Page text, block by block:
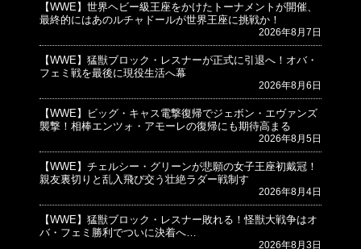
【WWE】世界ヘビー級王座をかけたトーナメントが開催、
最終的にはあのルチャドールが世界王座に挑戦か！
2026年8月7日
【WWE】猛獣ブロック・レスナーが正式に引退へ！オバ・
フェミ戦を最後に現役生活へ幕
2026年8月6日
【WWE】ビッグ・キャス電撃復帰でジェボン・エヴァンズ
襲撃！相棒エンツォ・アモーレの復帰にも期待高まる
2026年8月5日
【WWE】チェルシー・グリーンが悲願の女子王座初戴冠！
親友裏切りと乱入飛び交う壮絶ラダー戦制す
2026年8月4日
【WWE】猛獣ブロック・レスナー敗れる！怪獣大戦争はオ
バ・フェミ勝利でついに決着へ…
2026年8月3日
© プロレスJunkie ～WWEの最新情報 USA～